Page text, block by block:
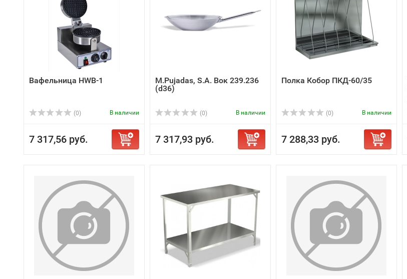
Вафельница HWB-1
(0) В наличии
7 317,56 руб.
M.Pujadas, S.A. Вок 239.236
(d36)
(0) В наличии
7 317,93 руб.
Полка Кобор ПКД-60/35
(0) В наличии
7 288,33 руб.